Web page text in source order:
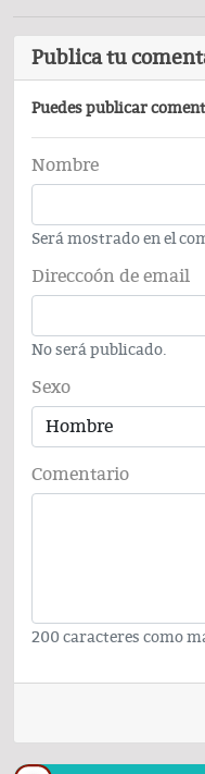
Publica tu
Puedes publicar
Nombre
Será mostrado en el
Direccoón de email
No será publicado.
Sexo
Comentario
200 caracteres como